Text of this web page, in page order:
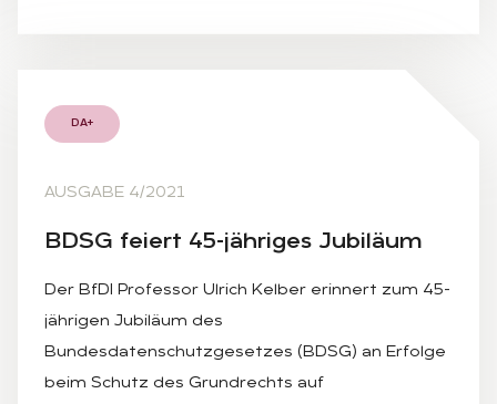
DA+
AUSGABE 4/2021
BDSG fei­ert 45-jäh­ri­ges Ju­bi­lä­um
Der BfDI Professor Ulrich Kelber erinnert zum 45-
jährigen Jubiläum des
Bundesdatenschutzgesetzes (BDSG) an Erfolge
beim Schutz des Grundrechts auf